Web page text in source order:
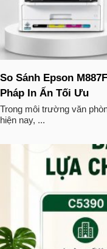
So Sánh Epson
Pháp In Ấn Tối Ưu
Trong môi trường văn
hiện nay, ...